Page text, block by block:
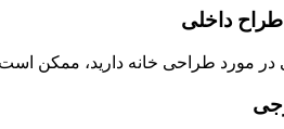
مورد طراحی خانه دارید، ممکن است